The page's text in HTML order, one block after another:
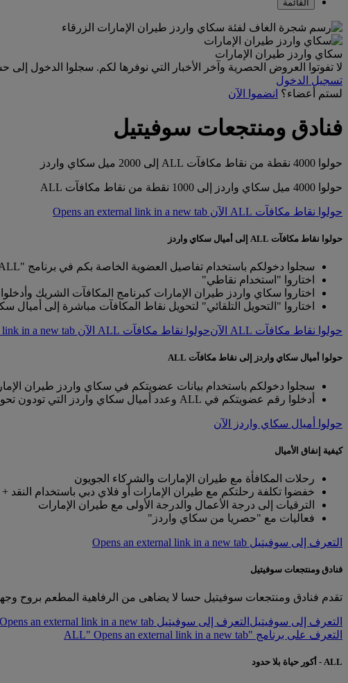
القائمة
سكاي واردز طيران الإمارات
لا تفوتوا العروض الحصرية وآخر الأخبار التي نوفرها لكم. سجلوا الدخول إلى
تسجيل الدخول
لستم أعضاء؟ انضموا الآن
فنادق ومنتجعات سوفيتيل
حولوا 4000 نقطة من نقاط مكافآت ALL إلى 2000 ميل سكاي واردز
حولوا 4000 ميل سكاي واردز إلى 1000 نقطة من نقاط مكافآت ALL
حولوا نقاط مكافآت ALL الآن Opens an external link in a new tab
حولوا نقاط مكافآت ALL إلى أميال سكاي واردز
سجلوا دخولكم باستخدام تفاصيل العضوية الخاصة بكم في برنامج "ALL"
اختاروا "استخدام نقاطي"
اختاروا سكاي واردز طيران الإمارات كبرنامج المكافآت الشريك
اختاروا "التحويل التلقائي" لتحويل نقاط المكافآت مباشرة إلى أميال
حولوا نقاط مكافآت ALL الآن حولوا نقاط مكافآت ALL الآن Opens an external link in a new tab
حولوا أميال سكاي واردز إلى نقاط مكافآت ALL
سجلوا دخولكم باستخدام بيانات عضويتكم في سكاي واردز طيران
أدخلوا رقم عضويتكم في ALL وعدد أميال سكاي واردز التي تودون تحويلها إلى نقاط مكافآت ALL.
حولوا أميال سكاي واردز الآن
كيفية إنفاق الأميال
رحلات المكافأة مع طيران الإمارات والشركاء الجويون
خفضوا تكلفة رحلتكم مع طيران الإمارات أو فلاي دبي باستخدام النقد +
الترقيات إلى درجة الأعمال والدرجة الأولى مع طيران الإمارات
فعاليات مع "حصريا من سكاي واردز"
التعرف إلى سوفيتيل Opens an external link in a new tab
فنادق ومنتجعات سوفيتيل
تقدم فنادق ومنتجعات سوفيتيل حسا لا يضاهى من الرفاهية المطعم بروح
التعرف إلى سوفيتيل التعرف إلى سوفيتيل Opens an external link in a new tab
التعرف على برنامج "ALL" Opens an external link in a new tab
ALL - أكور حياة بلا حدود